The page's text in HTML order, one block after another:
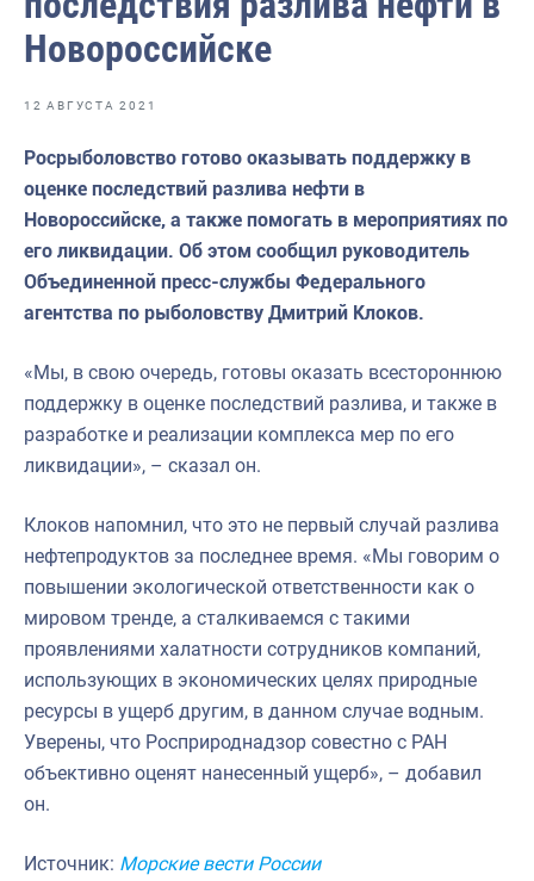
Отраслевые СМИ
Выставки и конференции
Научно-практическая литература
Рыбоохрана России
Отрасль в цифрах
Большая африканская экспедиция
События в России и мире
Новороссийске
12 АВГУСТА 2021
Росрыболовство готово оказывать поддержку в
оценке последствий разлива нефти в
Новороссийске, а также помогать в мероприятиях по
его ликвидации. Об этом сообщил руководитель
Объединенной пресс-службы Федерального
агентства по рыболовству Дмитрий Клоков.
«Мы, в свою очередь, готовы оказать всестороннюю
поддержку в оценке последствий разлива, и также в
разработке и реализации комплекса мер по его
ликвидации», – сказал он.
Клоков напомнил, что это не первый случай разлива
нефтепродуктов за последнее время. «Мы говорим о
повышении экологической ответственности как о
мировом тренде, а сталкиваемся с такими
проявлениями халатности сотрудников компаний,
использующих в экономических целях природные
ресурсы в ущерб другим, в данном случае водным.
Уверены, что Росприроднадзор совестно с РАН
объективно оценят нанесенный ущерб», – добавил
он.
Источник: Морские вести России